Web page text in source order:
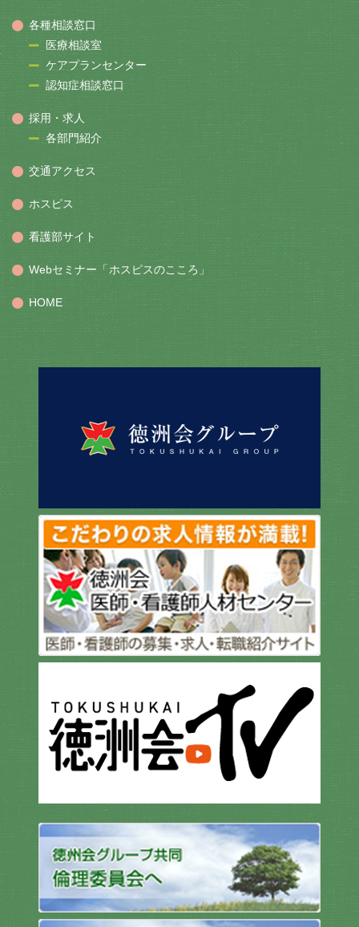
各種相談窓口
医療相談室
ケアプランセンター
認知症相談窓口
採用・求人
各部門紹介
交通アクセス
ホスピス
看護部サイト
Webセミナー「ホスピスのこころ」
HOME